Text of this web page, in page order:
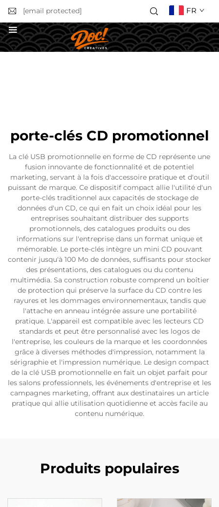
[email protected] FR
porte-clés CD promotionnel
La clé USB promotionnelle en forme de CD représente une
fusion innovante de fonctionnalité et de potentiel
marketing, servant à la fois d'accessoire pratique et d'outil
puissant de marque. Ce dispositif compact allie l'utilité d'un
porte-clés traditionnel aux capacités de stockage de
données d'un CD, ce qui en fait un choix idéal pour les
entreprises souhaitant distribuer des supports
promotionnels, des catalogues produits ou des
informations sur l'entreprise dans un format unique et
mémorable. Le porte-clés intègre un mini CD pouvant
contenir jusqu'à 100 Mo de données, suffisants pour stocker
des présentations, des catalogues ou du contenu
multimédia. Sa construction robuste comprend un boîtier
de protection qui préserve la surface du CD contre les
rayures et les dommages environnementaux, tandis que
l'attache en anneau intégrée assure une portabilité
pratique. L'appareil est compatible avec les lecteurs CD
standards et peut être personnalisé avec les logos de
l'entreprise, les couleurs de la marque et les coordonnées
grâce à diverses méthodes d'impression, notamment la
sérigraphie et l'impression numérique. Le design compact
de la clé USB promotionnelle en fait un objet parfait pour
les salons professionnels, les événements d'entreprise et les
campagnes marketing, offrant aux destinataires un article
pratique qui allie utilisation quotidienne et accès facile au
contenu numérique.
Produits populaires